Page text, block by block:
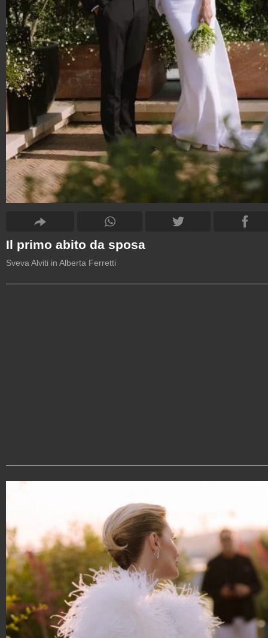
Il primo abito da sposa
Sveva Alviti in Alberta Ferretti